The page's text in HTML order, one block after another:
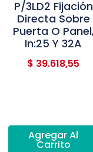
P/3LD2 Fijación
Directa Sobre
Puerta O
In:25 Y 32A
$ 39.618,55
Agregar Al
Carrito